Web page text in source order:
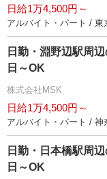
日給1万4,500円～
アルバイト・パート / 東
日勤・淵野辺駅周
日～OK
株式会社MSK
日給1万4,500円～
アルバイト・パート / 神
日勤・日本橋駅周
日～OK